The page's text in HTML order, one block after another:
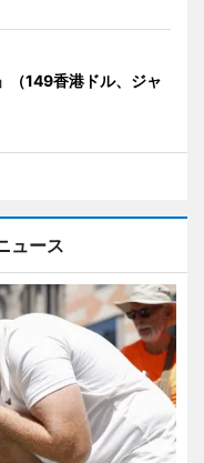
（149香港ドル、ジャ
ュース